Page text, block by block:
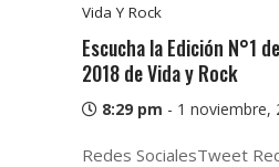
Vida Y Rock
Escucha la Edición N°1
2018 de Vida y Rock
8:29 pm - 1 noviembre,
Redes SocialesTweet